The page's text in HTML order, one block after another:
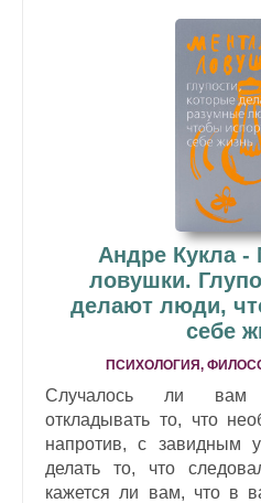
Андре Кукла
ловушки.
делают люди,
себе
ПСИХОЛОГИЯ,
Случалось ли вам
откладывать то, что
напротив, с завидным
делать то, что
кажется ли вам, что в